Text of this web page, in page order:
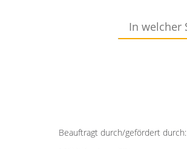
Beauftragt durch/gefördert durch: